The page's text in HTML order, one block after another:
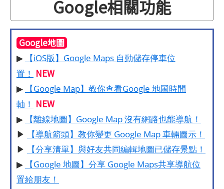
Google相關功能
Google地圖
▶
【iOS版】Google Maps 自動儲存停車位
置！ NEW
▶
【Google Map】教你查看Google 地圖時間
軸！ NEW
▶
【離線地圖】Google Map 沒有網路也能導航！
▶
【導航箭頭】教你變更 Google Map 車輛圖示！
▶
【分享清單】與好友共同編輯地圖已儲存景點！
▶
【Google 地圖】分享 Google Maps共享導航位
置給朋友！